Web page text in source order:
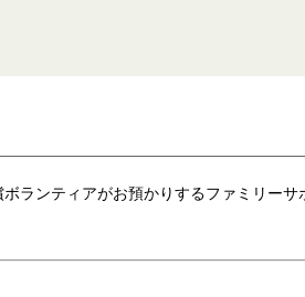
ランティアがお預かりするファミリーサ